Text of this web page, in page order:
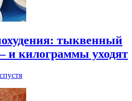
тыквенный
и килограммы уходят